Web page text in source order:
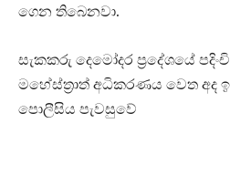
ගෙන තිබෙනවා.
සැකකරු දෙමෝදර ප්‍රදේශයේ
මහේස්ත්‍රාත් අධිකරණය වෙත අද
පොලීසිය පැවසුවේ